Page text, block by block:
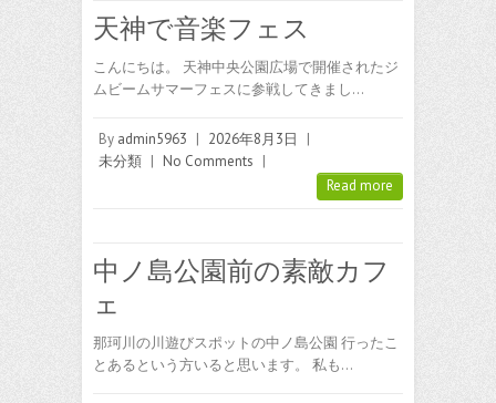
天神で音楽フェス
こんにちは。 天神中央公園広場で開催されたジ
ムビームサマーフェスに参戦してきまし…
By admin5963 | 2026年8月3日
|
未分類 | No Comments |
Read more
中ノ島公園前の素敵カフ
ェ
那珂川の川遊びスポットの中ノ島公園 行ったこ
とあるという方いると思います。 私も…